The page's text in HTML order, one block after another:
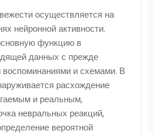
осуществляется на
нейронной активности.
функцию в
данных с прежде
и схемами. В
расхождение
и реальным,
невральных реакций,
вероятной